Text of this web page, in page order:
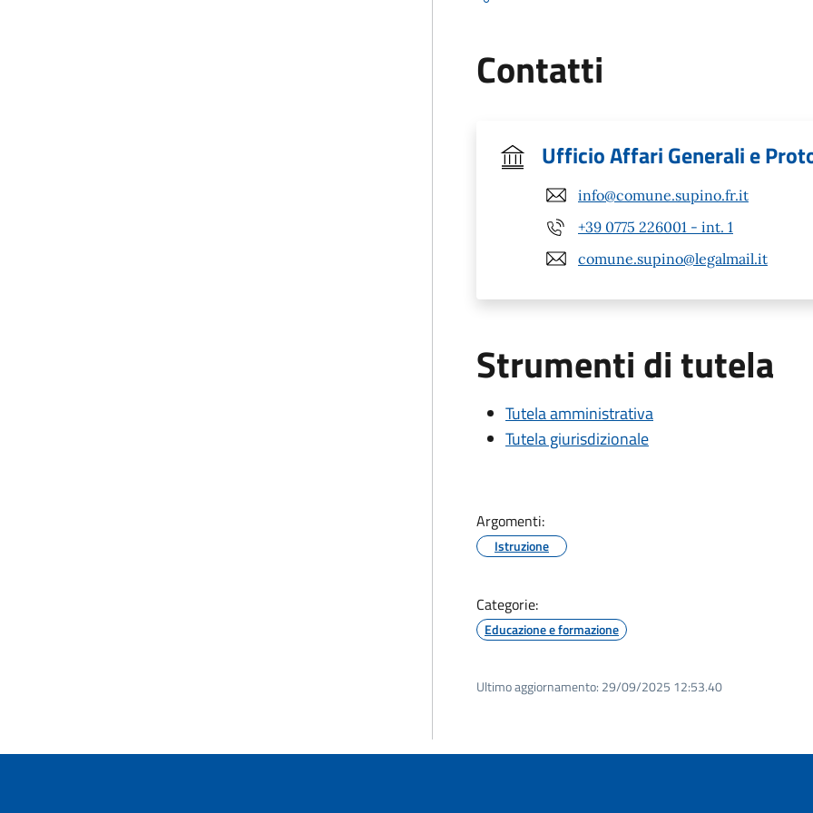
Contatti
Ufficio Affari Generali e
info@comune.supino.fr.it
+39 0775 226001 - int. 1
comune.supino@legalmail.it
Strumenti di tutela
Tutela amministrativa
Tutela giurisdizionale
Argomenti:
Istruzione
Categorie:
Educazione e formazione
Ultimo aggiornamento: 29/09/2025 12:53.40